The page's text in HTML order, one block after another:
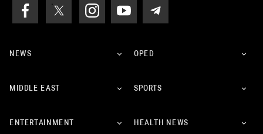
NEWS OPED
MIDDLE EAST SPORTS
ENTERTAINMENT HEALTH NEWS